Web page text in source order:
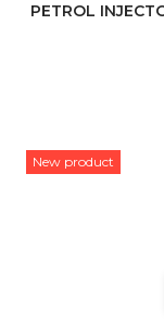
PETROL
New product